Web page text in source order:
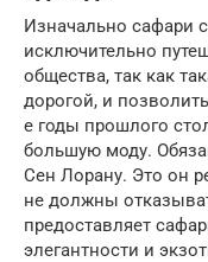
Изначально сафари
исключительно
общества, так как
дорогой, и
е годы прошлого
большую моду.
Сен Лорану. Это он
не должны
предоставляет
элегантности и